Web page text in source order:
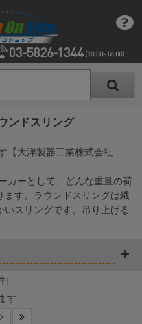
ンドスリング
【大洋製器工業株式会社
カーとして、どんな重量の荷
ます。ラウンドスリングは繊
スリングです。吊り上げる
]
す